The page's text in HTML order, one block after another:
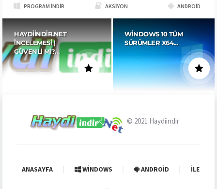
PROGRAM İNDIR AKSIYON ANDROID
HAYDIINDIR.NET
İNCELEMESI |
GÜVENLI MI?…
WINDOWS 10 TÜM
SÜRÜMLER X64…
© 2021 Haydiindir
ANASAYFA WINDOWS ANDROID İLETIŞIM